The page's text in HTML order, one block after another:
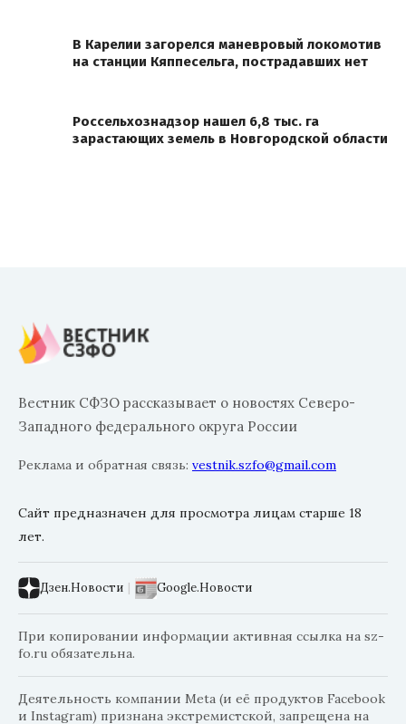
В Карелии загорелся маневровый локомотив
на станции Кяппесельга, пострадавших нет
Россельхознадзор нашел 6,8 тыс. га
зарастающих земель в Новгородской области
Вестник СФЗО рассказывает о новостях Северо-
Западного федерального округа России
Реклама и обратная связь: vestnik.szfo@gmail.com
Сайт предназначен для просмотра лицам старше 18
лет.
Дзен.Новости | Google.Новости
При копировании информации активная ссылка на sz-
fo.ru обязательна.
Деятельность компании Meta (и её продуктов Facebook
и Instagram) признана экстремистской, запрещена на